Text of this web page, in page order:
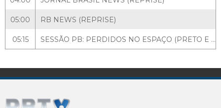
05:00 RB NEWS (REPRISE)
05:15 SESSÃO PB: PERDIDOS NO ESPAÇO (PRETO E BRANCO)